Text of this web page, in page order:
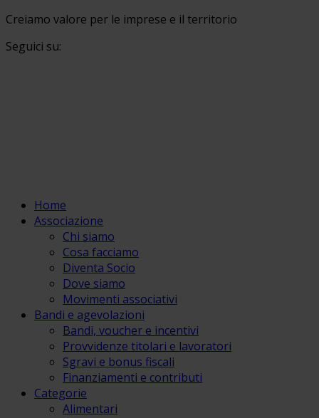
Creiamo valore per le imprese e il territorio
Seguici su:
Home
Associazione
Chi siamo
Cosa facciamo
Diventa Socio
Dove siamo
Movimenti associativi
Bandi e agevolazioni
Bandi, voucher e incentivi
Provvidenze titolari e lavoratori
Sgravi e bonus fiscali
Finanziamenti e contributi
Categorie
Alimentari